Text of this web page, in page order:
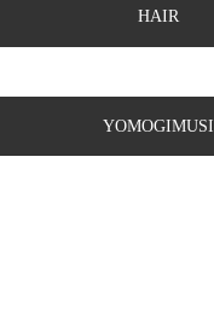
HAIR
YOMOGIMUSI